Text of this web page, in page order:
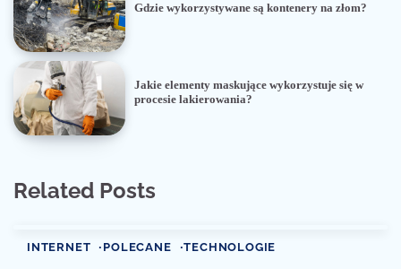
Gdzie wykorzystywane są kontenery na złom?
Jakie elementy maskujące wykorzystuje się w
procesie lakierowania?
Related Posts
INTERNET POLECANE TECHNOLOGIE